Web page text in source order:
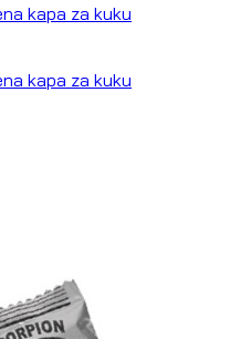
kapa za kuku
kapa za kuku